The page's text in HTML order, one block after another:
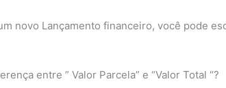
novo Lançamento financeiro, você pode
entre ” Valor Parcela” e “Valor Total “?